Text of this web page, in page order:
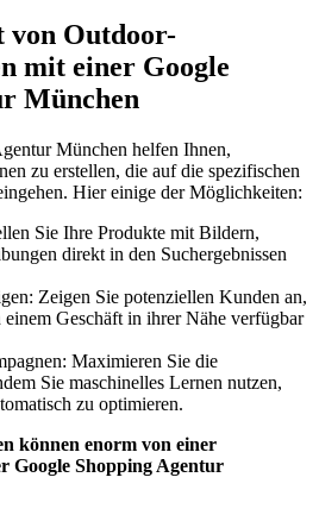
von Outdoor-
mit einer Google
München
München helfen Ihnen,
zu erstellen, die auf die spezifischen
Hier einige der Möglichkeiten:
Sie Ihre Produkte mit Bildern,
direkt in den Suchergebnissen
Zeigen Sie potenziellen Kunden an,
einem Geschäft in ihrer Nähe verfügbar
Maximieren Sie die
Sie maschinelles Lernen nutzen,
zu optimieren.
können enorm von einer
Google Shopping Agentur